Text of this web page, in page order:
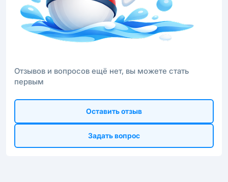
Отзывов и вопросов ещё нет, вы можете стать
первым
Оставить отзыв
Задать вопрос